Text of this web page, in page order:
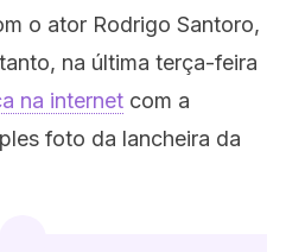
o ator Rodrigo Santoro,
na última terça-feira
na internet com a
foto da lancheira da